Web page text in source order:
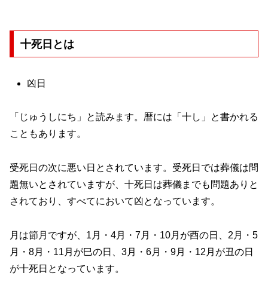
十死日とは
凶日
「じゅうしにち」と読みます。暦には「十し」と書かれる
こともあります。
受死日の次に悪い日とされています。受死日では葬儀は問
題無いとされていますが、十死日は葬儀までも問題ありと
されており、すべてにおいて凶となっています。
月は節月ですが、1月・4月・7月・10月が酉の日、2月・5
月・8月・11月が巳の日、3月・6月・9月・12月が丑の日
が十死日となっています。